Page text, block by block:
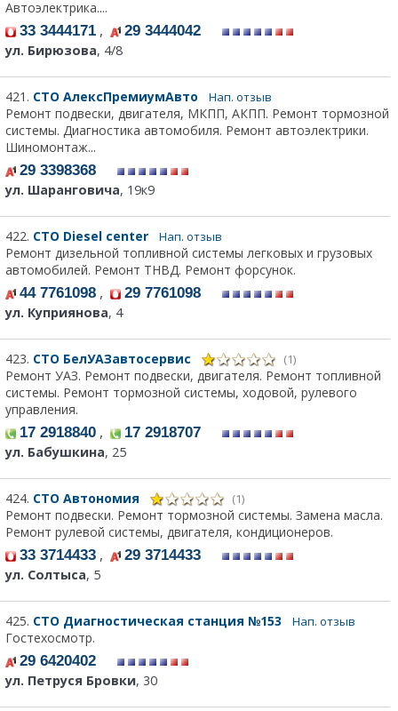
Автоэлектрика....
33 3444171 ,
29 3444042
ул. Бирюзова, 4/8
421. СТО АлексПремиумАвто Нап. отзыв
Ремонт подвески, двигателя, МКПП, АКПП. Ремонт тормозной
системы. Диагностика автомобиля. Ремонт автоэлектрики.
Шиномонтаж...
29 3398368
ул. Шаранговича, 19к9
422. СТО Diesel center Нап. отзыв
Ремонт дизельной топливной системы легковых и грузовых
автомобилей. Ремонт ТНВД. Ремонт форсунок.
44 7761098 ,
29 7761098
ул. Куприянова, 4
423. СТО БелУАЗавтосервис (1)
Ремонт УАЗ. Ремонт подвески, двигателя. Ремонт топливной
системы. Ремонт тормозной системы, ходовой, рулевого
управления.
17 2918840 ,
17 2918707
ул. Бабушкина, 25
424. СТО Автономия (1)
Ремонт подвески. Ремонт тормозной системы. Замена масла.
Ремонт рулевой системы, двигателя, кондиционеров.
33 3714433 ,
29 3714433
ул. Солтыса, 5
425. СТО Диагностическая станция №153 Нап. отзыв
Гостехосмотр.
29 6420402
ул. Петруся Бровки, 30